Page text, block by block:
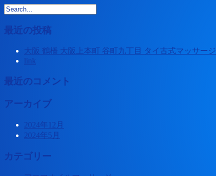
最近の投稿
大阪 鶴橋 大阪上本町 谷町九丁目 タイ古式マッサージ
link
最近のコメント
アーカイブ
2024年12月
2024年5月
カテゴリー